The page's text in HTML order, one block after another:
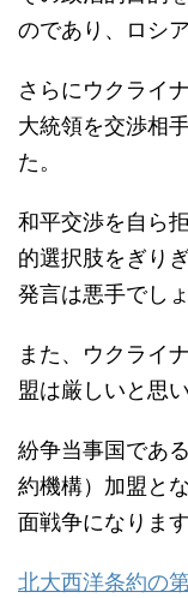
のであり、ロシ
さらにウクライ
大統領を交渉相
た。
和平交渉を自ら
的選択肢をぎり
発言は悪手でしょ
また、ウクライ
盟は厳しいと思い
紛争当事国であ
約機構）加盟と
面戦争になります
北大西洋条約の